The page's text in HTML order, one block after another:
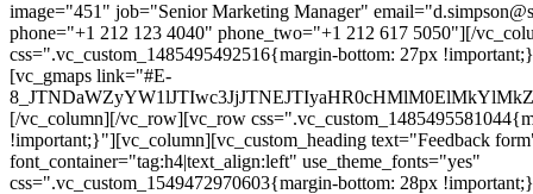
image="451" job="Senior Marketing Manager"
phone="+1 212 123 4040" phone_two="+1 212 617 5050"][/
css=".vc_custom_1485495492516{margin-bottom: 27px
[vc_gmaps link="#E-
[/vc_column][/vc_row][vc_row
!important;}"][vc_column][vc_custom_heading text="Feedback
font_container="tag:h4|text_align:left" use_theme_fonts="yes"
css=".vc_custom_1549472970603{margin-bottom: 28px